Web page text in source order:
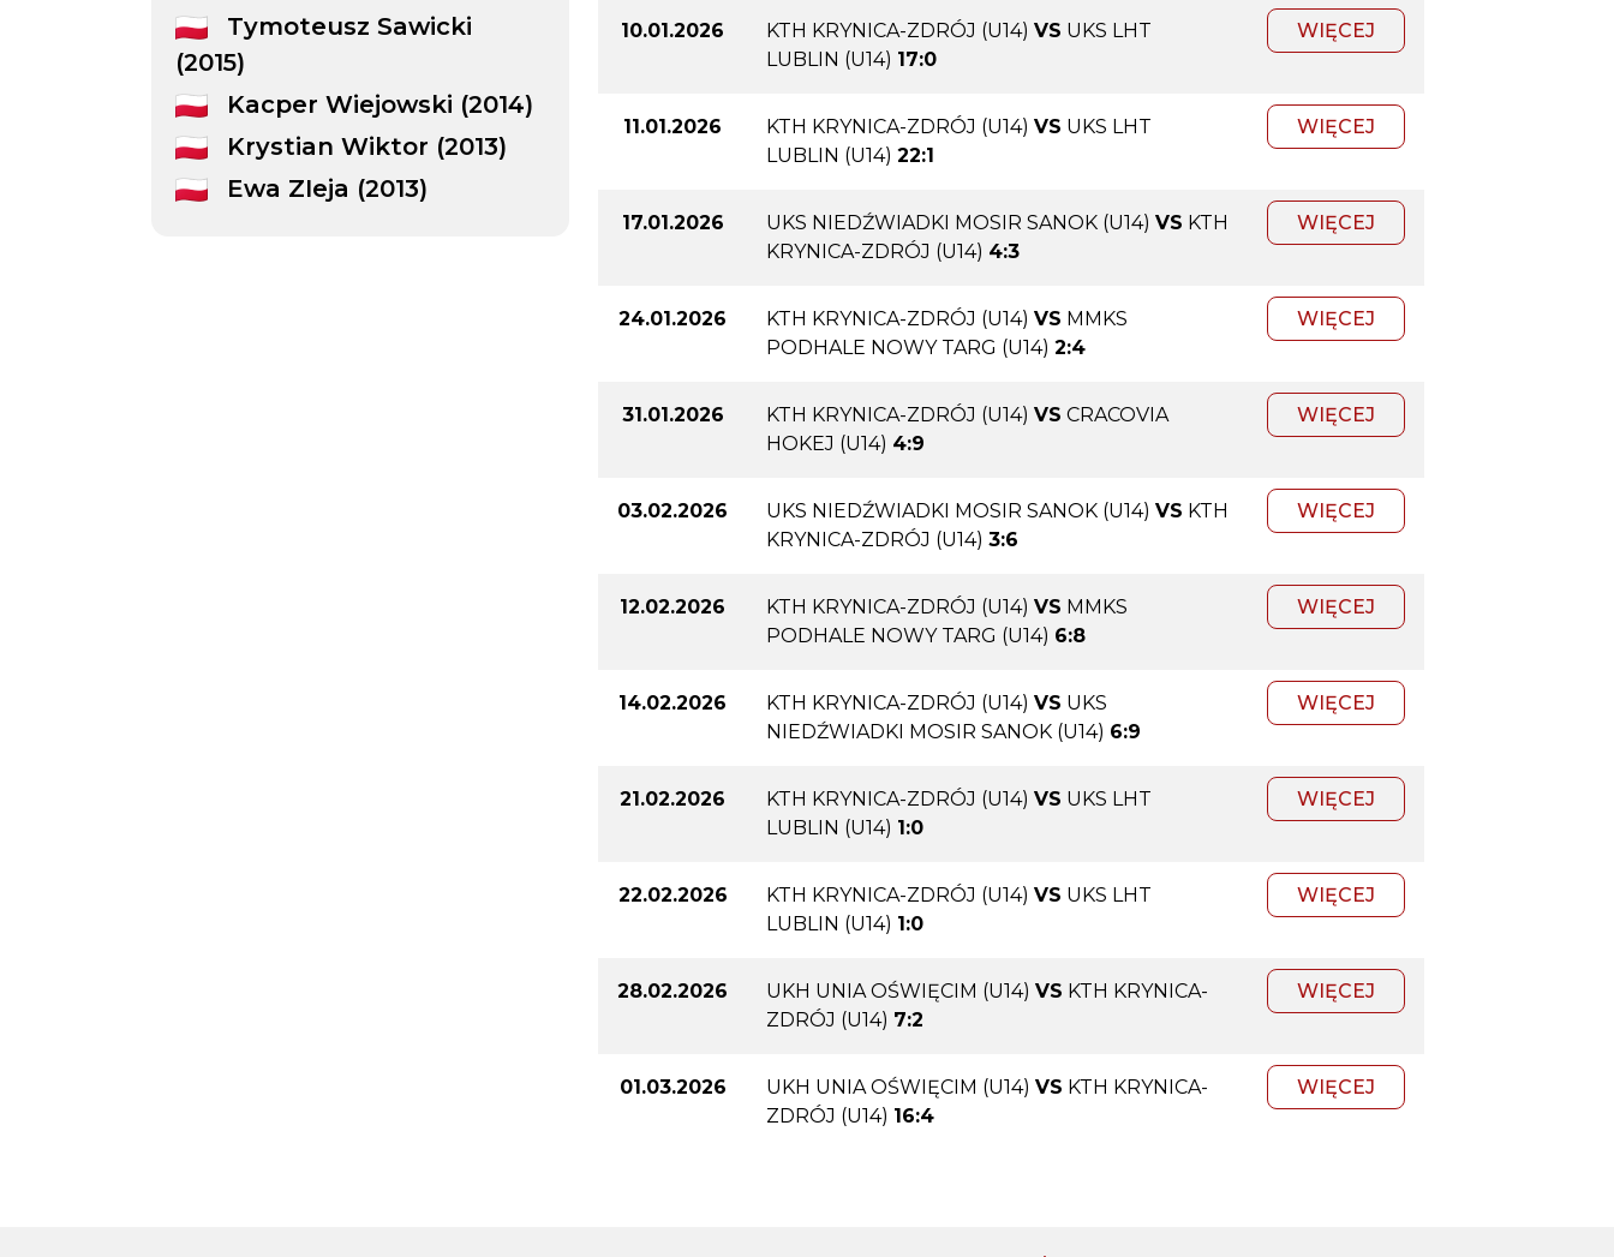
Tymoteusz Sawicki
(2015)
Kacper Wiejowski (2014)
Krystian Wiktor (2013)
Ewa ZIeja (2013)
10.01.2026 KTH KRYNICA-ZDRÓJ (U14) VS UKS LHT
LUBLIN (U14) 17:0
WIĘCEJ
11.01.2026 KTH KRYNICA-ZDRÓJ (U14) VS UKS LHT
LUBLIN (U14) 22:1
WIĘCEJ
17.01.2026 UKS NIEDŹWIADKI MOSIR SANOK (U14) VS KTH
KRYNICA-ZDRÓJ (U14) 4:3
WIĘCEJ
24.01.2026 KTH KRYNICA-ZDRÓJ (U14) VS MMKS
PODHALE NOWY TARG (U14) 2:4
WIĘCEJ
31.01.2026 KTH KRYNICA-ZDRÓJ (U14) VS CRACOVIA
HOKEJ (U14) 4:9
WIĘCEJ
03.02.2026 UKS NIEDŹWIADKI MOSIR SANOK (U14) VS KTH
KRYNICA-ZDRÓJ (U14) 3:6
WIĘCEJ
12.02.2026 KTH KRYNICA-ZDRÓJ (U14) VS MMKS
PODHALE NOWY TARG (U14) 6:8
WIĘCEJ
14.02.2026 KTH KRYNICA-ZDRÓJ (U14) VS UKS
NIEDŹWIADKI MOSIR SANOK (U14) 6:9
WIĘCEJ
21.02.2026 KTH KRYNICA-ZDRÓJ (U14) VS UKS LHT
LUBLIN (U14) 1:0
WIĘCEJ
22.02.2026 KTH KRYNICA-ZDRÓJ (U14) VS UKS LHT
LUBLIN (U14) 1:0
WIĘCEJ
28.02.2026 UKH UNIA OŚWIĘCIM (U14) VS KTH KRYNICA-
ZDRÓJ (U14) 7:2
WIĘCEJ
01.03.2026 UKH UNIA OŚWIĘCIM (U14) VS KTH KRYNICA-
ZDRÓJ (U14) 16:4
WIĘCEJ